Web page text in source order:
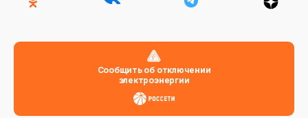
Сообщить об отключении
электроэнергии